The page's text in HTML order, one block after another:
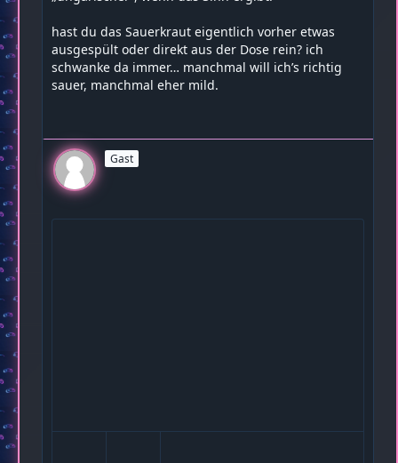
hast du das Sauerkraut eigentlich vorher etwas
ausgespült oder direkt aus der Dose rein? ich
schwanke da immer… manchmal will ich’s richtig
sauer, manchmal eher mild.
Gast